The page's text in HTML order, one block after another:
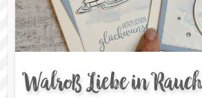
Walroß Liebe in